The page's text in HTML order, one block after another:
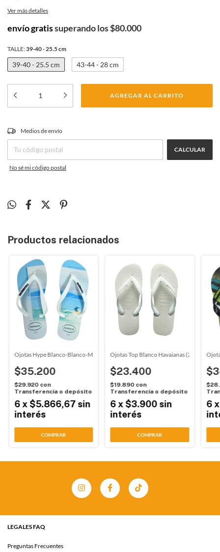
Ver más detalles
envío gratissuperando los$80.000
TALLE:39-40 - 25.5 cm
39-40 - 25.5 cm 43-44 - 28 cm
Entregas para el CP:
Medios de envío
CALCULAR
No sé mi código postal
Productos relacionados
Blue Havaianas (414032)
Ojotas Hype Blanco-Blanco-Marino Havaianas (279201)
$35.200
$29.920 con
Transferencia o depósito
6 x$5.866,67 sin
interés
COMPRAR
Ojotas Top Blanco Havaianas (2911)
$23.400
$19.890 con
Transferencia o depósito
6 x$3.900 sin
interés
COMPRAR
6
LEGALES FAQ
Preguntas Frecuentes